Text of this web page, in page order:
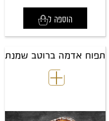
הוספה ל
תפוח אדמה ברוטב שמנת